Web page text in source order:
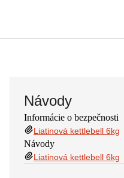
Návody
Informácie o bezpečnosti
Liatinová kettlebell 6kg
Návody
Liatinová kettlebell 6kg